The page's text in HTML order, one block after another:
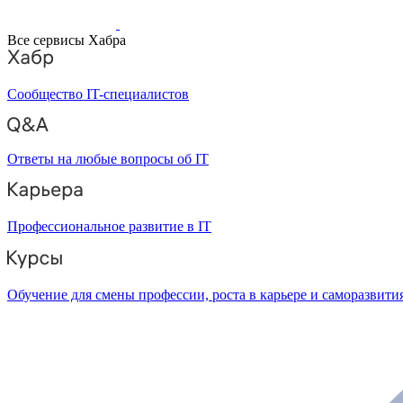
Все сервисы Хабра
Сообщество IT-специалистов
Ответы на любые вопросы об IT
Профессиональное развитие в IT
Обучение для смены профессии, роста в карьере и